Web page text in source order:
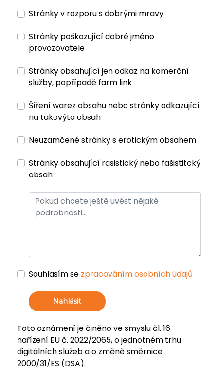
Stránky v rozporu s dobrými mravy
Stránky poškozující dobré jméno
provozovatele
Stránky obsahující jen odkaz na komerční
služby, popřípadě farm link
Šíření warez obsahu nebo stránky odkazující
na takovýto obsah
Neuzamčené stránky s erotickým obsahem
Stránky obsahující rasistický nebo fašistitcký
obsah
Souhlasím se zpracováním osobních údajů
Nahlásit
Toto oznámení je činěno ve smyslu čl. 16
nařízení EU č. 2022/2065, o jednotném trhu
digitálních služeb a o změně směrnice
2000/31/ES (DSA).